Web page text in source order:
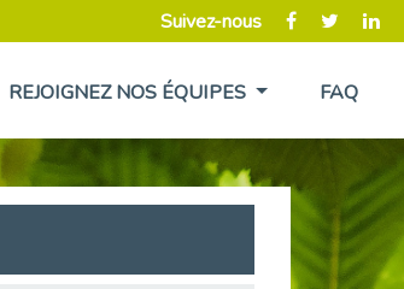
Suivez-nous
REJOIGNEZ NOS ÉQUIPES FAQ